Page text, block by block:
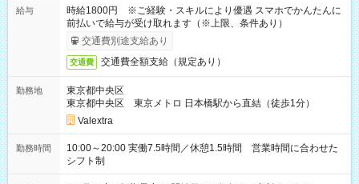
給与
時給1800円 ※ご経験・スキルにより優遇 スマホでかんたんに
前払いで給与が受け取れます（※上限、条件あり）
交通費別途支給あり
交通費 交通費全額支給（規定あり）
勤務地
東京都中央区
東京都中央区 東京メトロ 日本橋駅から直結（徒歩1分）
Valextra
勤務時間
10:00～20:00 実働7.5時間／休憩1.5時間 営業時間に合わせた
シフト制